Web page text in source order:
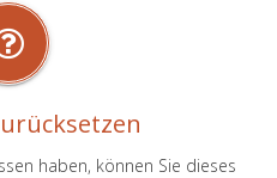
haben, können Sie dieses